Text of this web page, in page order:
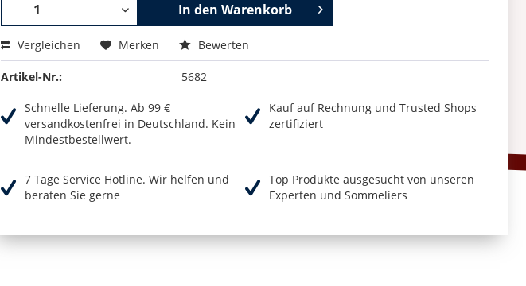
In den Warenkorb
Vergleichen Merken Bewerten
Artikel-Nr.: 5682
Schnelle Lieferung. Ab 99 €
versandkostenfrei in Deutschland. Kein
Mindestbestellwert.
Kauf auf Rechnung und Trusted Shops
zertifiziert
7 Tage Service Hotline. Wir helfen und
beraten Sie gerne
Top Produkte ausgesucht von unseren
Experten und Sommeliers